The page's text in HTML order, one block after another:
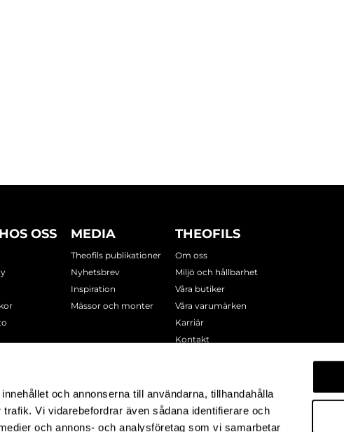
och annonserna till användarna, tillhandahålla
Vi vidarebefordrar även sådana identifierare och
och annons- och analysföretag som vi samarbetar
OSS MEDIA
Theofils publikationer
Nyhetsbrev
Inspiration
Mässor och monter
THEOFILS
Om oss
Miljö och hållbarhet
Våra butiker
Våra varumärken
Karriär
Kontakt